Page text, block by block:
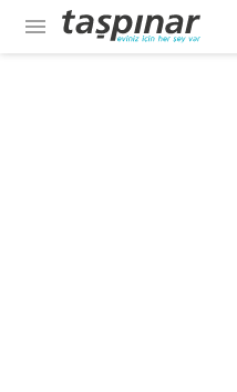
menu